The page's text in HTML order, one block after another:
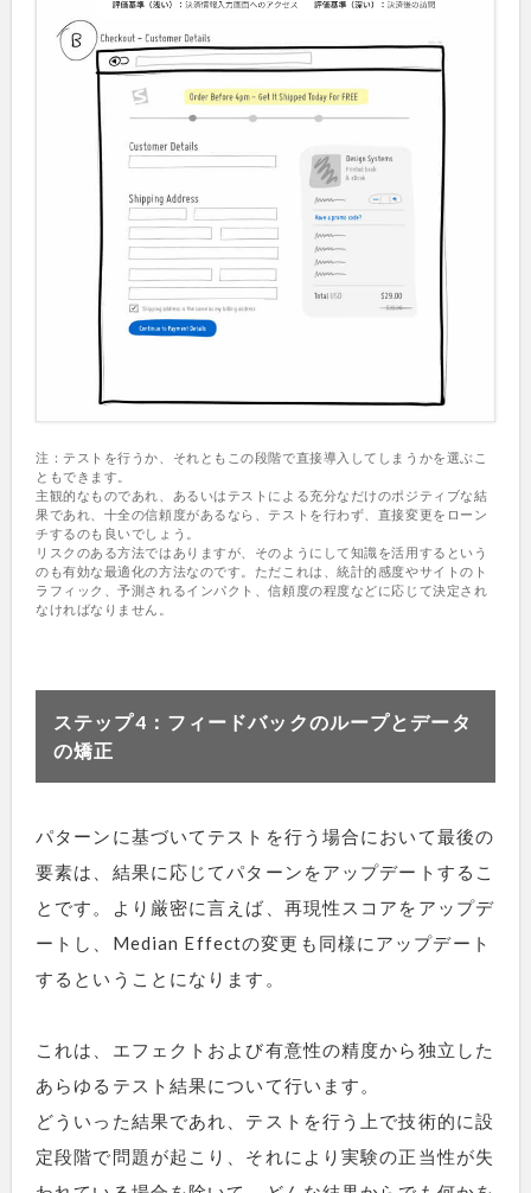
注：テストを行うか、それともこの段階で直接導入してしまうかを選ぶこ
ともできます。
主観的なものであれ、あるいはテストによる充分なだけのポジティブな結
果であれ、十全の信頼度があるなら、テストを行わず、直接変更をローン
チするのも良いでしょう。
リスクのある方法ではありますが、そのようにして知識を活用するという
のも有効な最適化の方法なのです。ただこれは、統計的感度やサイトのト
ラフィック、予測されるインパクト、信頼度の程度などに応じて決定され
なければなりません。
ステップ4：フィードバックのループとデータ
の矯正
パターンに基づいてテストを行う場合において最後の
要素は、結果に応じてパターンをアップデートするこ
とです。より厳密に言えば、再現性スコアをアップデ
ートし、Median Effectの変更も同様にアップデート
するということになります。
これは、エフェクトおよび有意性の精度から独立した
あらゆるテスト結果について行います。
どういった結果であれ、テストを行う上で技術的に設
定段階で問題が起こり、それにより実験の正当性が失